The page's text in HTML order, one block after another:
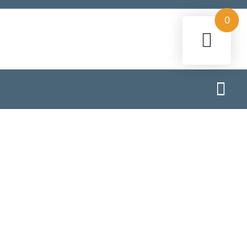
0